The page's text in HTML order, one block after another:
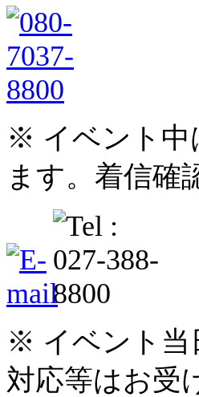
※ イベント中
ます。着信確
※ イベント当
対応等はお受